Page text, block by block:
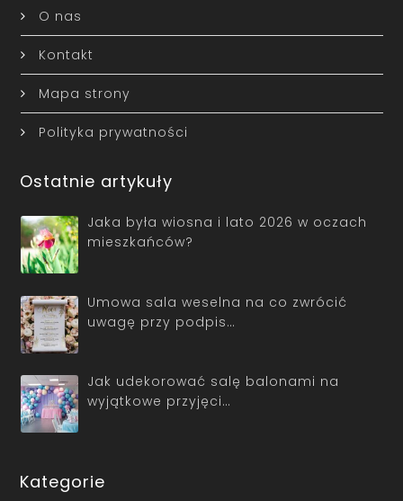
O nas
Kontakt
Mapa strony
Polityka prywatności
Ostatnie artykuły
Jaka była wiosna i lato 2026 w oczach
mieszkańców?
Umowa sala weselna na co zwrócić
uwagę przy podpis…
Jak udekorować salę balonami na
wyjątkowe przyjęci…
Kategorie